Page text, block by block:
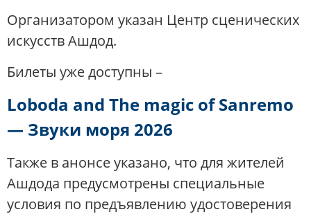
Организатором указан Центр сценических
искусств Ашдод.
Билеты уже доступны –
Loboda and The magic of Sanremo
— Звуки моря 2026
Также в анонсе указано, что для жителей
Ашдода предусмотрены специальные
условия по предъявлению удостоверения